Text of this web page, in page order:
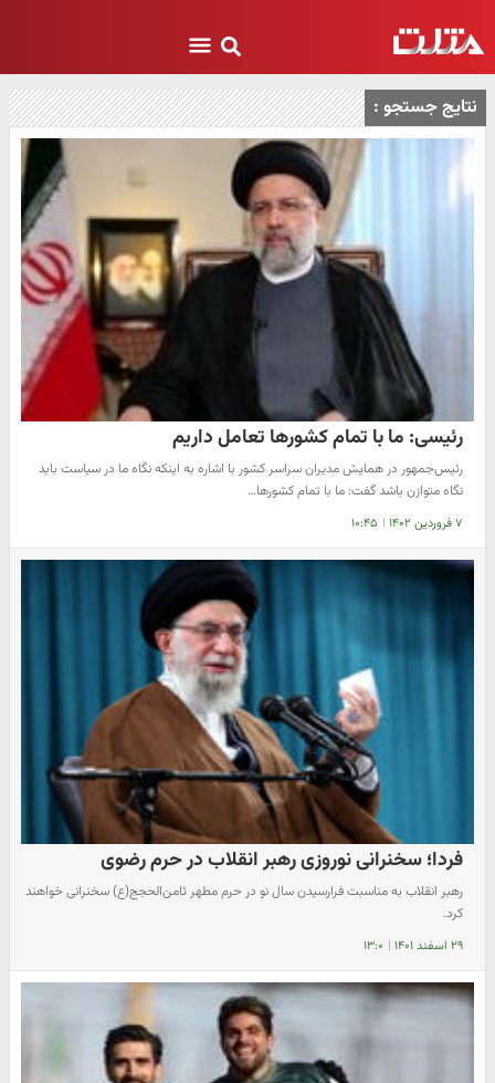
نتایج جستجو :
رئیسی: ما با تمام کشورها تعامل داریم
رئیس‌جمهور در همایش مدیران سراسر کشور با اشاره به اینکه نگاه ما در سیاست باید
نگاه متوازن باشد گفت: ما با تمام کشورها…
۷ فروردین ۱۴۰۲ | ۱۰:۴۵
فردا؛ سخنرانی نوروزی رهبر انقلاب در حرم رضوی
رهبر انقلاب به مناسبت فرارسیدن سال نو در حرم مطهر ثامن‌الحجج(ع) سخنرانی خواهند
کرد.
۲۹ اسفند ۱۴۰۱ | ۱۳:۰